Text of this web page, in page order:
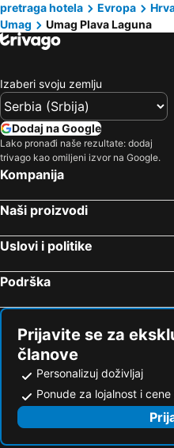
pretraga hotela
Evropa
Umag
Umag Plava Laguna
Izaberi svoju zemlju
Dodaj na Google
Lako pronađi naše rezultate: dodaj
trivago kao omiljeni izvor na Google.
Kompanija
Naši proizvodi
Uslovi i politike
Podrška
Prijavite se za
članove
Personalizuj doživljaj
Ponude za lojalnost i